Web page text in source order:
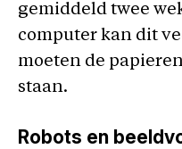
gemiddeld twee
computer kan dit
moeten de
staan.
Robots en